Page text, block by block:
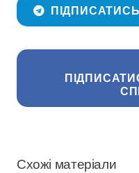
Схожі матеріали